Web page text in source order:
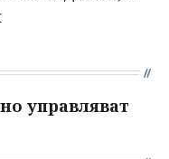
управляват